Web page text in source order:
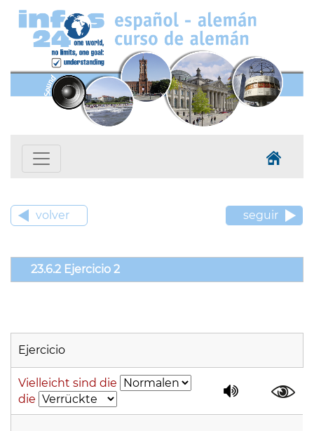
volver seguir
23.6.2 Ejercicio 2
Ejercicio
Vielleicht sind die
die